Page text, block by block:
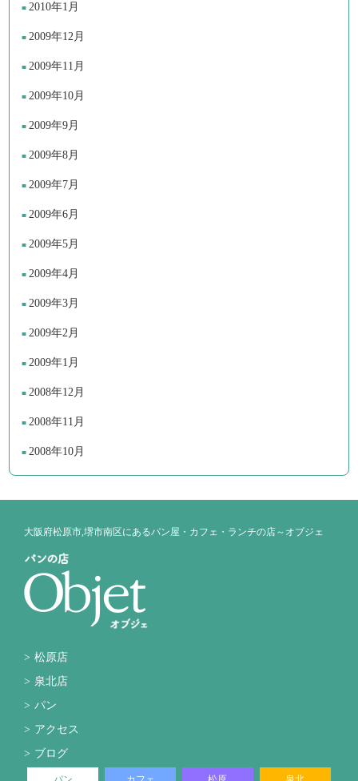
2010年1月
2009年12月
2009年11月
2009年10月
2009年9月
2009年8月
2009年7月
2009年6月
2009年5月
2009年4月
2009年3月
2009年2月
2009年1月
2008年12月
2008年11月
2008年10月
大阪府松原市,堺市南区にあるパン屋・カフェ・ランチの店～オブジェ
松原店
泉北店
パン
アクセス
ブログ